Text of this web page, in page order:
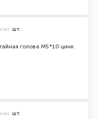
голова М5*10 цинк
шт.
шт.